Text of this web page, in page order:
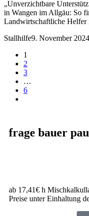
„Unverzichtbare
in Wangen im Allgäu: So
Landwirtschaftliche
Stallhilfe9. November 2024
1
2
3
…
6
frage bauer
ab 17,41€ h
Preise unter Einhaltung